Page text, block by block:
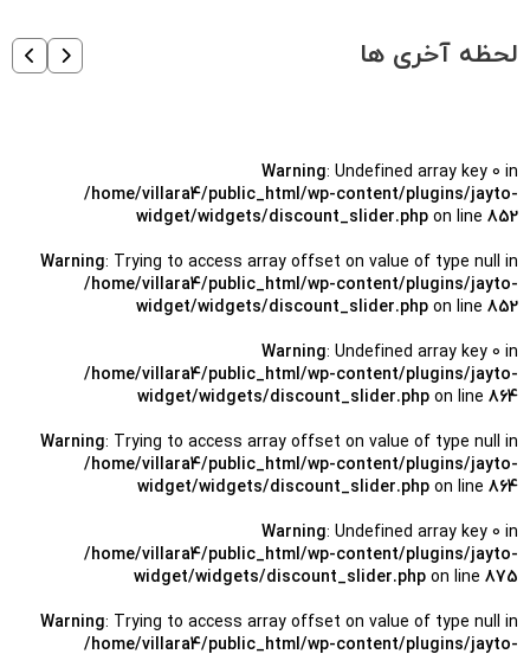
لحظه آخری ها
Warning: Undefined array key 0 in
/home/villara4/public_html/wp-content/plugins/jayto-
widget/widgets/discount_slider.php on line 852
Warning: Trying to access array offset on value of type null in
/home/villara4/public_html/wp-content/plugins/jayto-
widget/widgets/discount_slider.php on line 852
Warning: Undefined array key 0 in
/home/villara4/public_html/wp-content/plugins/jayto-
widget/widgets/discount_slider.php on line 864
Warning: Trying to access array offset on value of type null in
/home/villara4/public_html/wp-content/plugins/jayto-
widget/widgets/discount_slider.php on line 864
Warning: Undefined array key 0 in
/home/villara4/public_html/wp-content/plugins/jayto-
widget/widgets/discount_slider.php on line 875
Warning: Trying to access array offset on value of type null in
/home/villara4/public_html/wp-content/plugins/jayto-